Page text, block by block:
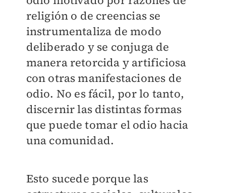
religión o de creencias se
instrumentaliza de modo
deliberado y se conjuga de
manera retorcida y artificiosa
con otras manifestaciones de
odio. No es fácil, por lo tanto,
discernir las distintas formas
que puede tomar el odio hacia
una comunidad.
Esto sucede porque las